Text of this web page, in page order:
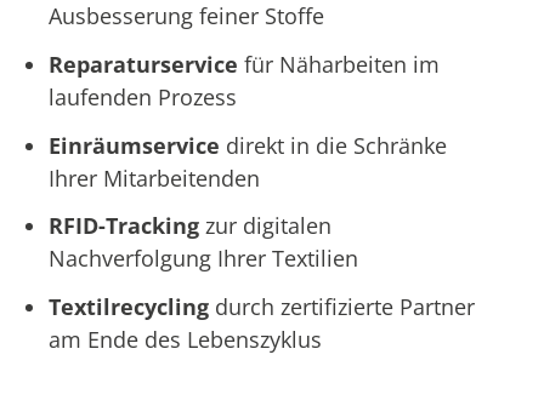
Ausbesserung feiner Stoffe
Reparaturservice für Näharbeiten im
laufenden Prozess
Einräumservice direkt in die Schränke
Ihrer Mitarbeitenden
RFID-Tracking zur digitalen
Nachverfolgung Ihrer Textilien
Textilrecycling durch zertifizierte Partner
am Ende des Lebenszyklus